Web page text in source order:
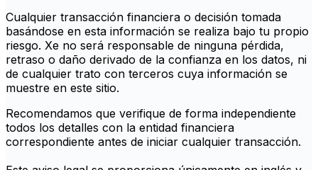
Cualquier transacción financiera o decisión tomada
basándose en esta información se realiza bajo tu propio
riesgo. Xe no será responsable de ninguna pérdida,
retraso o daño derivado de la confianza en los datos, ni
de cualquier trato con terceros cuya información se
muestre en este sitio.
Recomendamos que verifique de forma independiente
todos los detalles con la entidad financiera
correspondiente antes de iniciar cualquier transacción.